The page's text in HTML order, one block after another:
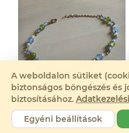
SeaBreeze G01
BosziWebshop
A weboldalon sütiket
biztonságos böngészés és
biztosításához.
Egyéni beállítások